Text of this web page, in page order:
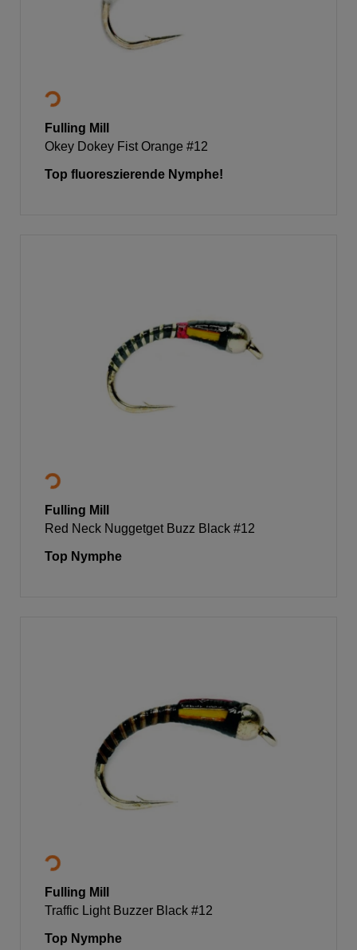
Fulling Mill
Okey Dokey Fist Orange #12
Top fluoreszierende Nymphe!
Fulling Mill
Red Neck Nuggetget Buzz Black #12
Top Nymphe
Fulling Mill
Traffic Light Buzzer Black #12
Top Nymphe